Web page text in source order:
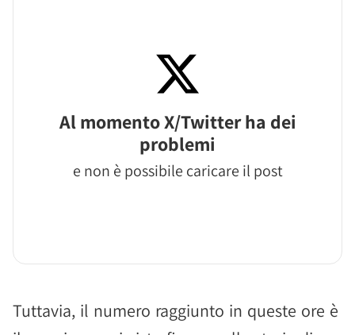
Al momento X/Twitter ha dei
problemi
e non è possibile caricare il post
Tuttavia, il numero raggiunto in queste ore è